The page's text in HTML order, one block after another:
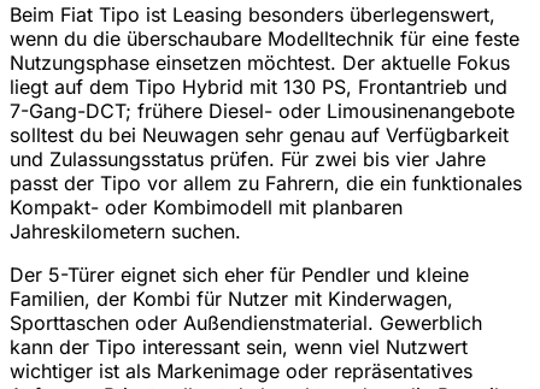
Beim Fiat Tipo ist Leasing besonders überlegenswert,
wenn du die überschaubare Modelltechnik für eine feste
Nutzungsphase einsetzen möchtest. Der aktuelle Fokus
liegt auf dem Tipo Hybrid mit 130 PS, Frontantrieb und
7-Gang-DCT; frühere Diesel- oder Limousinenangebote
solltest du bei Neuwagen sehr genau auf Verfügbarkeit
und Zulassungsstatus prüfen. Für zwei bis vier Jahre
passt der Tipo vor allem zu Fahrern, die ein funktionales
Kompakt- oder Kombimodell mit planbaren
Jahreskilometern suchen.
Der 5-Türer eignet sich eher für Pendler und kleine
Familien, der Kombi für Nutzer mit Kinderwagen,
Sporttaschen oder Außendienstmaterial. Gewerblich
kann der Tipo interessant sein, wenn viel Nutzwert
wichtiger ist als Markenimage oder repräsentatives